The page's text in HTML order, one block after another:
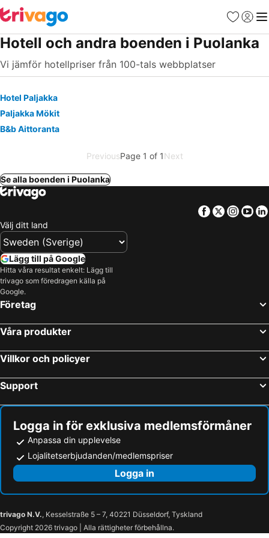
Favoriter
Logga
Hotell och andra boenden i Puolanka
Vi jämför hotellpriser från 100-tals webbplatser
Hotel Paljakka
Paljakka Mökit
B&b Aittoranta
PreviousPage 1 of 1Next
Se alla boenden i Puolanka
Facebook
Twitter
Välj ditt land
Lägg till på Google
Hitta våra resultat enkelt: Lägg till
trivago som föredragen källa på
Google.
Företag
Våra produkter
Villkor och policyer
Support
Logga in för exklusiva medlemsförmåner
Anpassa din upplevelse
Lojalitetserbjudanden/medlemspriser
Logga in
trivago N.V., Kesselstraße 5 – 7, 40221 Düsseldorf, Tyskland
Copyright 2026 trivago | Alla rättigheter förbehållna.